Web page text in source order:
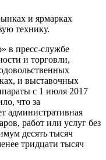
и ярмарках
технику.
пресс-службе
и торговли,
и выставочных
с 1 июля 2017
что за
административная
работ или услуг без
десять тысяч
тридцати тысяч